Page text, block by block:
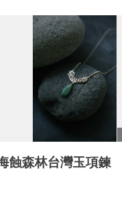
蝕森林台灣玉項鍊